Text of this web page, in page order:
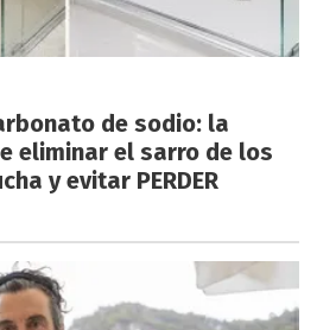
de sodio: la
eliminar el sarro de los
y evitar PERDER